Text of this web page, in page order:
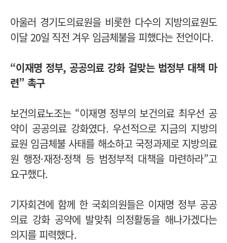
아울러 경기도의료원을 비롯한 다수의 지방의료원도
이달 20일 직전 겨우 임금체불을 피했다는 전언이다.
“이재명 정부, 공공의료 강화 걸맞는 범정부 대책 마
련” 촉구
보건의료노조는 “이재명 정부의 보건의료 최우선 공
약이 공공의료 강화였다. 우선적으로 지금의 지방의
료원 임금체불 사태를 해소하고 국정과제로 지방의료
원 행정·재정·정책 등 범정부적 대책을 마련하라”고
요구했다.
기자회견에 함께 한 국회의원들은 이재명 정부 공공
의료 강화 공약에 발맞춰 의정활동을 해나가겠다는
의지를 피력했다.